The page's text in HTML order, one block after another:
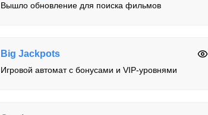
Вышло обновление для поиска фильмов
Big Jackpots
Игровой автомат с бонусами и VIP-уровнями